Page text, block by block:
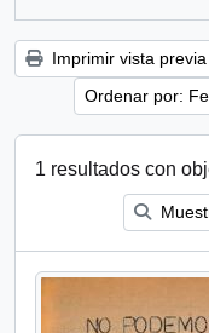
Imprimir vista previa
Ordenar por:
1 resultados con